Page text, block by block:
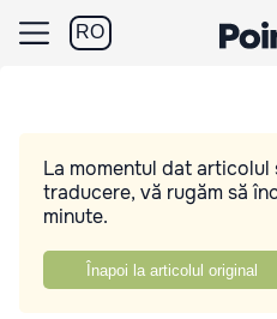
RO
La momentul dat
traducere, vă rugăm să
minute.
Înapoi la articolul original